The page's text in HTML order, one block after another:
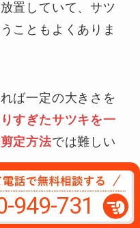
置していて、サツ
こともよくありま
ば一定の大きさを
すぎたサツキを一
定方法では難しい
合、枝を途中で切
949-731